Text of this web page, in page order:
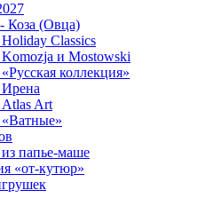
Коза (Овца)
Classics
и Mostowski
коллекция»
Art
папье-маше
«от-кутюр»